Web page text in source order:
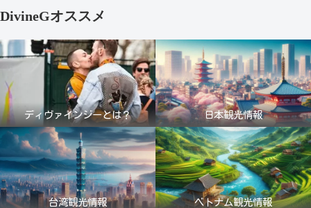
DivineGオススメ
ディヴァインジーとは？ 日本観光情報
台湾観光情報 ベトナム観光情報